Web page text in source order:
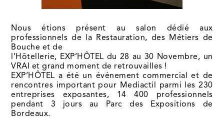
Nous étions présent au salon dédié aux
professionnels de la Restauration, des Métiers de
Bouche et de
l’Hôtellerie, EXP’HÔTEL du 28 au 30 Novembre, un
VRAI et grand moment de retrouvailles !
EXP’HÔTEL a été un événement commercial et de
rencontres important pour Mediactil parmi les 230
entreprises exposantes, 14 400 professionnels
pendant 3 jours au Parc des Expositions de
Bordeaux.